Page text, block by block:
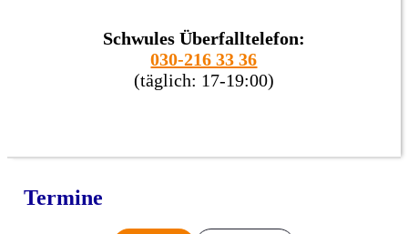
Schwules Überfalltelefon:
030-216 33 36
(täglich: 17-19:00)
Termine